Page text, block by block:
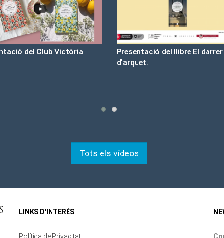
del llibre El darrer cop
Un llibre que fa estiu - Bon
tristesa
Contacte
Cookies